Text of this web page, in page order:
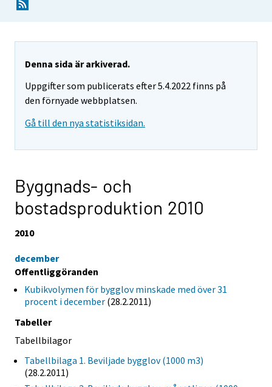
Denna sida är arkiverad.
Uppgifter som publicerats efter 5.4.2022 finns på
den förnyade webbplatsen.
Gå till den nya statistiksidan.
Byggnads- och
bostadsproduktion 2010
2010
december
Offentliggöranden
Kubikvolymen för bygglov minskade med över 31
procent i december (28.2.2011)
Tabeller
Tabellbilagor
Tabellbilaga 1. Beviljade bygglov (1000 m3)
(28.2.2011)